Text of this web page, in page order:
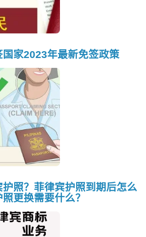
家2023年最新免签政策
照？菲律宾护照到期后怎么
更换需要什么？